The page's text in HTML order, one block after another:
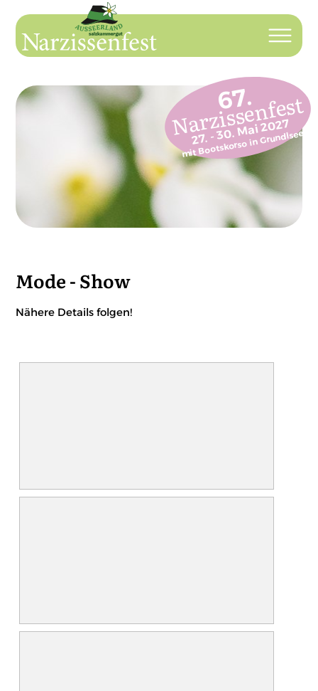
67.
Narzissenfest
27. - 30. Mai 2027
mit Bootskorso in Grundlsee
Mode - Show
Nähere Details folgen!